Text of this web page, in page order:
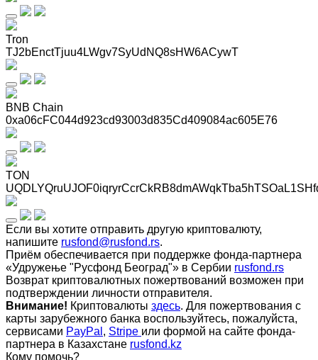
Tron
TJ2bEnctTjuu4LWgv7SyUdNQ8sHW6ACywT
BNB Chain
0xa06cFC044d923cd93003d835Cd409084ac605E76
TON
Если вы хотите отправить другую криптовалюту,
напишите rusfond@rusfond.rs.
Приём обеспечивается при поддержке фонда-партнера
«Удружење "Русфонд Београд"» в Сербии rusfond.rs
Возврат криптовалютных пожертвований возможен при
подтверждении личности отправителя.
Внимание! Криптовалюты здесь. Для пожертвования с
карты зарубежного банка воспользуйтесь, пожалуйста,
сервисами PayPal , Stripe или формой на сайте фонда-
партнера в Казахстане rusfond.kz
Кому помочь?